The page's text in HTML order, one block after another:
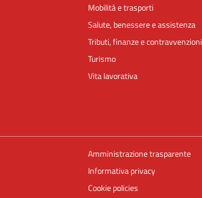
Mobilità e trasporti
Salute, benessere e assistenza
Tributi, finanze e contravvenzioni
Turismo
Vita lavorativa
Amministrazione trasparente
Informativa privacy
Cookie policies